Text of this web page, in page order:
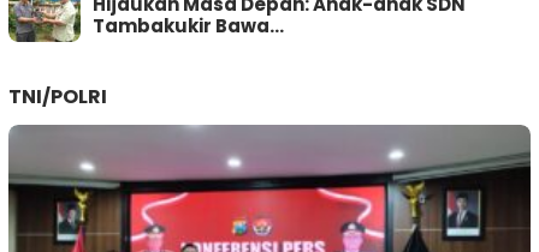
Tambakukir Bawa…
TNI/POLRI